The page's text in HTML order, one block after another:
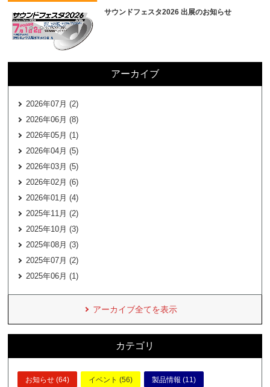
サウンドフェスタ2026 出展のお知らせ
アーカイブ
2026年07月 (2)
2026年06月 (8)
2026年05月 (1)
2026年04月 (5)
2026年03月 (5)
2026年02月 (6)
2026年01月 (4)
2025年11月 (2)
2025年10月 (3)
2025年08月 (3)
2025年07月 (2)
2025年06月 (1)
アーカイブ全てを表示
カテゴリ
お知らせ (64) イベント (56) 製品情報 (11)